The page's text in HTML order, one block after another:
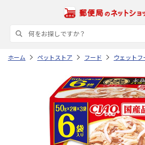
ホーム ペットストア フード ウェットフ